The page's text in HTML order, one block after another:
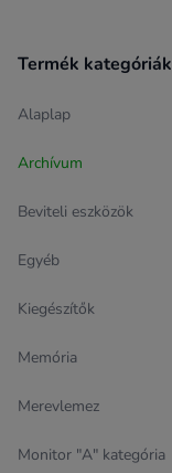
Termék kategóriák
Alaplap
Archívum
Beviteli eszközök
Egyéb
Kiegészítők
Memória
Merevlemez
Monitor "A" kategória